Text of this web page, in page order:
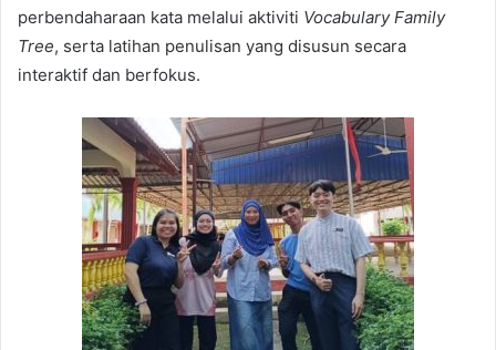
perbendaharaan kata melalui aktiviti Vocabulary Family
Tree, serta latihan penulisan yang disusun secara
interaktif dan berfokus.